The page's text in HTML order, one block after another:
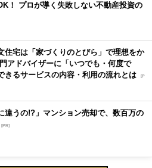
！ プロが導く失敗しない不動産投資の
住宅は「家づくりのとびら」で理想をか
アドバイザーに「いつでも・何度で
きるサービスの内容・利用の流れとは [P
違うの!?」マンション売却で、数百万の